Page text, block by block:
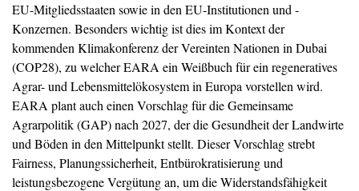
EU-Mitgliedsstaaten sowie in den EU-Institutionen und -
Konzernen. Besonders wichtig ist dies im Kontext der
kommenden Klimakonferenz der Vereinten Nationen in Dubai
(COP28), zu welcher EARA ein Weißbuch für ein regeneratives
Agrar- und Lebensmittelökosystem in Europa vorstellen wird.
EARA plant auch einen Vorschlag für die Gemeinsame
Agrarpolitik (GAP) nach 2027, der die Gesundheit der Landwirte
und Böden in den Mittelpunkt stellt. Dieser Vorschlag strebt
Fairness, Planungssicherheit, Entbürokratisierung und
leistungsbezogene Vergütung an, um die Widerstandsfähigkeit